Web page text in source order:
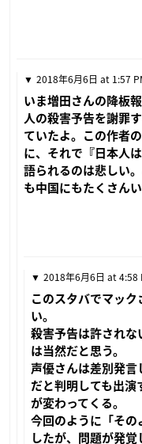
2018年6月6日 at 1:57
いま増田さんの降板
人の殺害予告を謝罪
ていたよ。この作者
に、それで『日本人
語られるのは悲しい
も中国にもたくさんい
2018年6月6日 at 4:58
このスタバでマック
い。
殺害予告は許されな
は当然だと思う。
声優さんは差別発言
だと判明しても出演
が変わってくる。
今回のように「その
したが、問題が発